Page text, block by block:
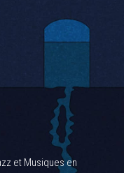
et Musiques en